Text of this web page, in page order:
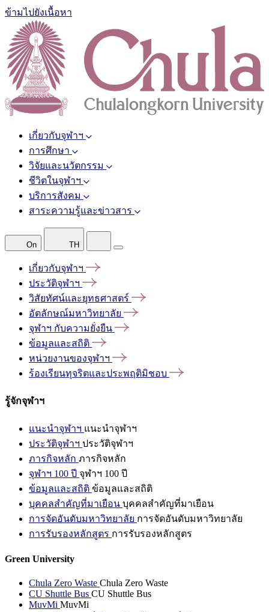
ข้ามไปยังเนื้อหา
เกี่ยวกับจุฬาฯ
การศึกษา
วิจัยและนวัตกรรม
ชีวิตในจุฬาฯ
บริการสังคม
สาระความรู้และข่าวสาร
On TH
เกี่ยวกับจุฬาฯ
ประวัติจุฬาฯ
วิสัยทัศน์และยุทธศาสตร์
อัตลักษณ์มหาวิทยาลัย
จุฬาฯ กับความยั่งยืน
ข้อมูลและสถิติ
หน่วยงานของจุฬาฯ
ร้องเรียนทุจริตและประพฤติมิชอบ
รู้จักจุฬาฯ
แนะนำจุฬาฯ แนะนำจุฬาฯ
ประวัติจุฬาฯ ประวัติจุฬาฯ
ภารกิจหลัก ภารกิจหลัก
จุฬาฯ 100 ปี จุฬาฯ 100 ปี
ข้อมูลและสถิติ ข้อมูลและสถิติ
บุคคลสำคัญที่มาเยือน บุคคลสำคัญที่มาเยือน
การจัดอันดับมหาวิทยาลัย การจัดอันดับมหาวิทยาลัย
การรับรองหลักสูตร การรับรองหลักสูตร
Green University
Chula Zero Waste Chula Zero Waste
CU Shuttle Bus CU Shuttle Bus
MuvMi MuvMi